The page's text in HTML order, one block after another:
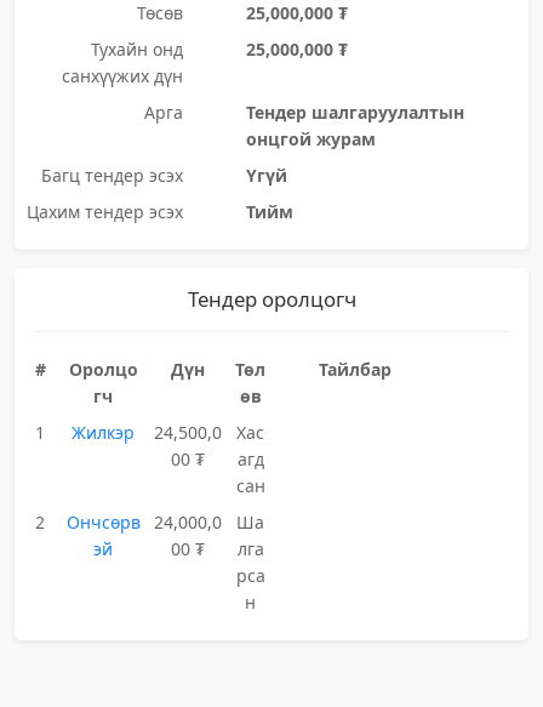
Төсөв
25,000,000 ₮
Тухайн онд
санхүүжих дүн
25,000,000 ₮
Арга
Тендер шалгаруулалтын
онцгой журам
Багц тендер эсэх
Үгүй
Цахим тендер эсэх
Тийм
Тендер оролцогч
#
Оролцо
гч
Дүн
Төл
өв
Тайлбар
1 Жилкэр
24,500,0
00 ₮
Хас
агд
сан
2
Ончсөрв
эй
24,000,0
00 ₮
Ша
лга
рса
н